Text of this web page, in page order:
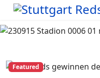
Featured